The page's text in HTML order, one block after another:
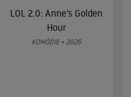
LOL 2.0: Anne’s Golden
Hour
KOMÖDIE • 2026